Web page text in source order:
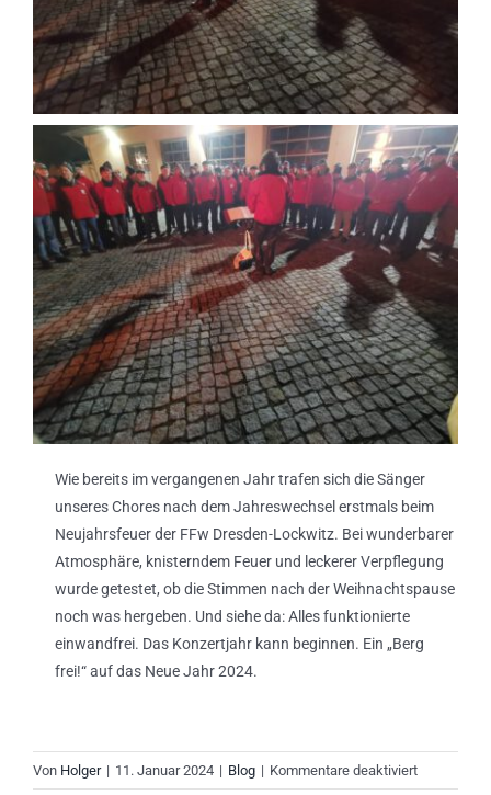
Wie bereits im vergangenen Jahr trafen sich die Sänger
unseres Chores nach dem Jahreswechsel erstmals beim
Neujahrsfeuer der FFw Dresden-Lockwitz. Bei wunderbarer
Atmosphäre, knisterndem Feuer und leckerer Verpflegung
wurde getestet, ob die Stimmen nach der Weihnachtspause
noch was hergeben. Und siehe da: Alles funktionierte
einwandfrei. Das Konzertjahr kann beginnen. Ein „Berg
frei!“ auf das Neue Jahr 2024.
Von Holger | 11. Januar 2024 | Blog | Kommentare deaktiviertfür